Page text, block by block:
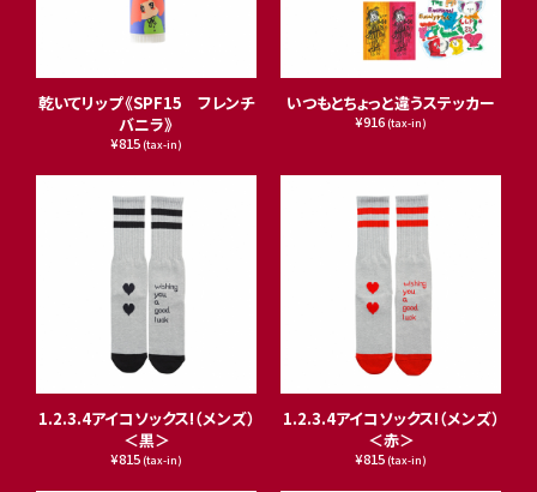
乾いてリップ《SPF15 フレンチ
バニラ》
¥815 (tax-in)
いつもとちょっと違うステッカー
¥916 (tax-in)
1.2.3.4アイコソックス!（メンズ）
＜黒＞
¥815 (tax-in)
1.2.3.4アイコソックス!（メンズ）
＜赤＞
¥815 (tax-in)